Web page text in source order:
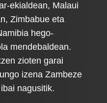
ekialdean, Malaui
Zimbabue eta
hego-
mendebaldean.
zioten garai
izena Zambeze
nagusitik.